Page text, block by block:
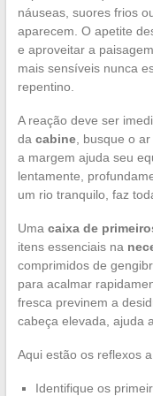
náuseas, suores frios
aparecem. O apetite
e aproveitar a
mais sensíveis nunca
repentino.
A reação deve ser
da cabine, busque o
a margem ajuda seu
lentamente,
um rio tranquilo, faz
Uma caixa de
itens essenciais na
comprimidos de
para acalmar
fresca previnem a
cabeça elevada, ajuda
Aqui estão os reflexos
Identifique os